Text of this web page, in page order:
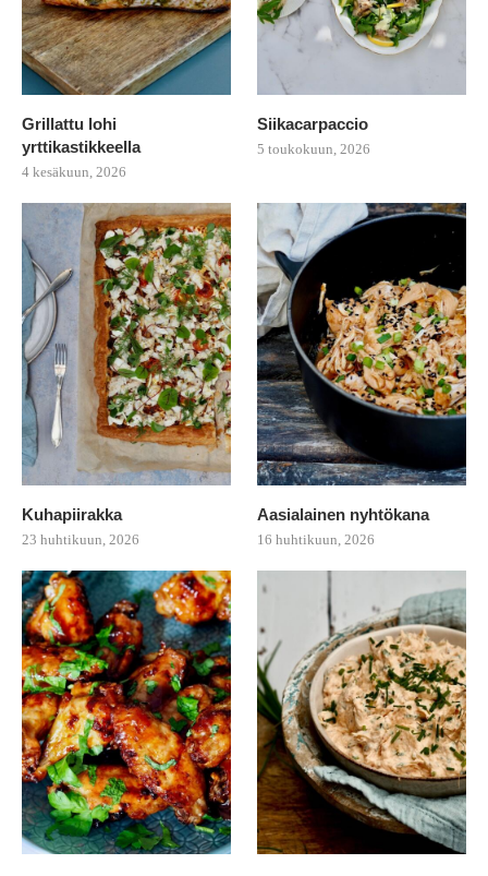
Grillattu lohi
yrttikastikkeella
4 kesäkuun, 2026
Siikacarpaccio
5 toukokuun, 2026
Kuhapiirakka
23 huhtikuun, 2026
Aasialainen nyhtökana
16 huhtikuun, 2026